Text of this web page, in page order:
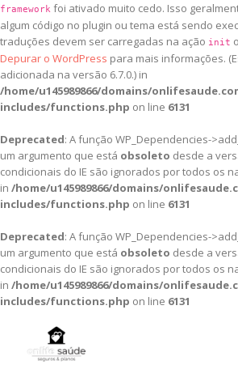
framework foi ativado muito cedo. Isso
algum código no plugin ou tema está sendo
traduções devem ser carregadas na ação init
Depurar o WordPress para mais informações.
adicionada na versão 6.7.0.) in
/home/u145989866/domains/
includes/functions.php on line 6131
Deprecated: A função WP_Dependencies-
um argumento que está obsoleto desde a
condicionais do IE são ignorados por todos os
in /home/u145989866/domains/
includes/functions.php on line 6131
Deprecated: A função WP_Dependencies-
um argumento que está obsoleto desde a
condicionais do IE são ignorados por todos os
in /home/u145989866/domains/
includes/functions.php on line 6131